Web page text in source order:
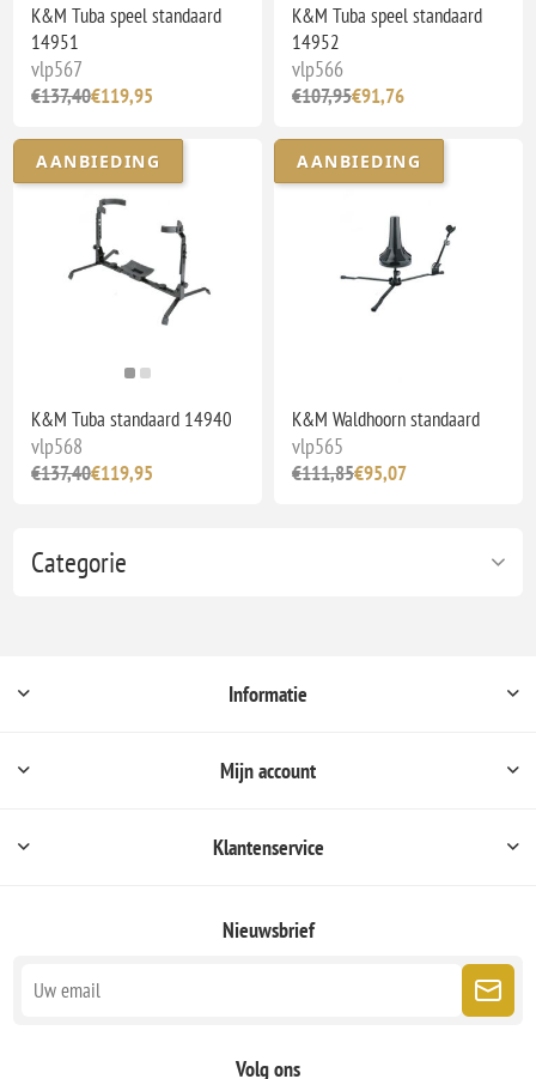
Categorie
K&M Tuba speel standaard
14951
vlp567
€137,40€119,95
K&M Tuba speel standaard
14952
vlp566
€107,95€91,76
AANBIEDING
K&M Tuba standaard 14940
vlp568
€137,40€119,95
AANBIEDING
K&M Waldhoorn standaard
vlp565
€111,85€95,07
Informatie
Mijn account
Klantenservice
Nieuwsbrief
Volg ons